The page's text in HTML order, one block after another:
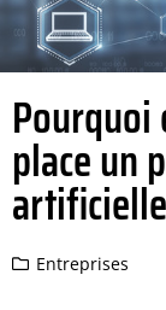
place un
Entreprises